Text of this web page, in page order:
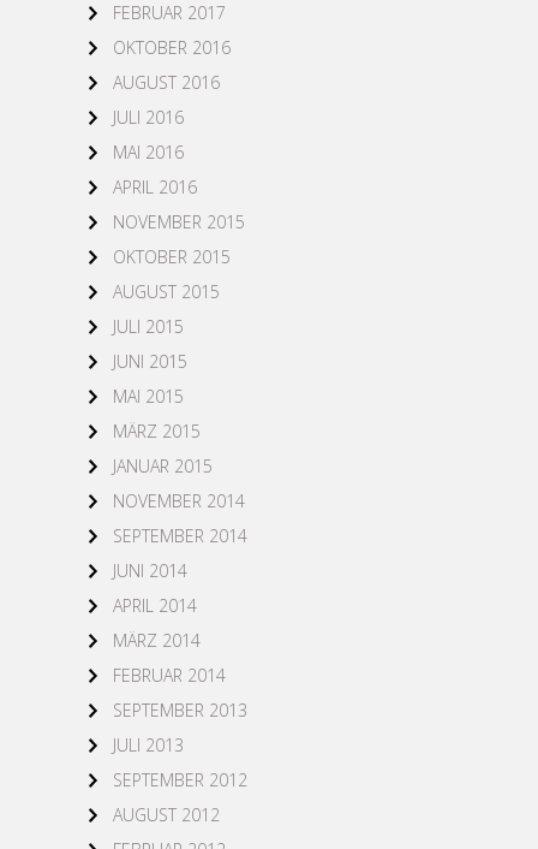
FEBRUAR 2017
OKTOBER 2016
AUGUST 2016
JULI 2016
MAI 2016
APRIL 2016
NOVEMBER 2015
OKTOBER 2015
AUGUST 2015
JULI 2015
JUNI 2015
MAI 2015
MÄRZ 2015
JANUAR 2015
NOVEMBER 2014
SEPTEMBER 2014
JUNI 2014
APRIL 2014
MÄRZ 2014
FEBRUAR 2014
SEPTEMBER 2013
JULI 2013
SEPTEMBER 2012
AUGUST 2012